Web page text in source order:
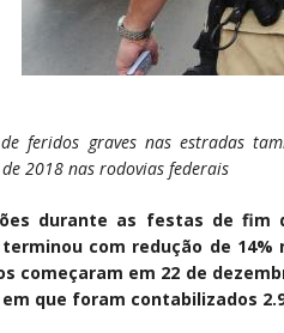
feridos graves nas estradas
2018 nas rodovias federais
durante as festas de fim
terminou com redução de
começaram em 22 de
que foram contabilizados